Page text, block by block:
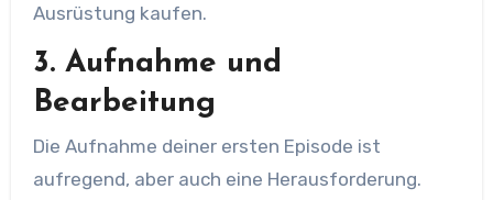
Ausrüstung kaufen.
3. Aufnahme und
Bearbeitung
Die Aufnahme deiner ersten Episode ist
aufregend, aber auch eine Herausforderung.